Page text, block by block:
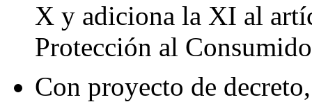
X y adiciona la XI al
Protección al
Con proyecto de